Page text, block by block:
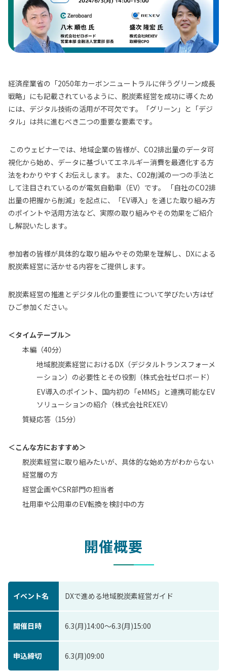
経済産業省の「2050年カーボンニュートラルに伴うグリーン成長
戦略」にも記載されているように、脱炭素経営を成功に導くため
には、デジタル技術の活用が不可欠です。「グリーン」と「デジ
タル」は共に進むべき二つの重要な要素です。
このウェビナーでは、地域企業の皆様が、CO2排出量のデータ可
視化から始め、データに基づいてエネルギー消費を最適化する方
法をわかりやすくお伝えします。 また、CO2削減の一つの手法と
して注目されているのが電気自動車（EV）です。 「自社のCO2排
出量の把握から削減」を起点に、「EV導入」を通じた取り組み方
のポイントや活用方法など、実際の取り組みやその効果をご紹介
し解説いたします。
参加者の皆様が具体的な取り組みやその効果を理解し、DXによる
脱炭素経営に活かせる内容をご提供します。
脱炭素経営の推進とデジタル化の重要性について学びたい方はぜ
ひご参加ください。
＜タイムテーブル＞
本編（40分）
地域脱炭素経営におけるDX（デジタルトランスフォーメ
ーション）の必要性とその役割（株式会社ゼロボード）
EV導入のポイント、国内初の「eMMS」と連携可能なEV
ソリューションの紹介（株式会社REXEV）
質疑応答（15分）
＜こんな方におすすめ＞
脱炭素経営に取り組みたいが、具体的な始め方がわからない
経営層の方
経営企画やCSR部門の担当者
社用車や公用車のEV転換を検討中の方
開催概要
イベント名 DXで進める地域脱炭素経営ガイド
開催日時 6.3(月)14:00〜6.3(月)15:00
申込締切 6.3(月)09:00